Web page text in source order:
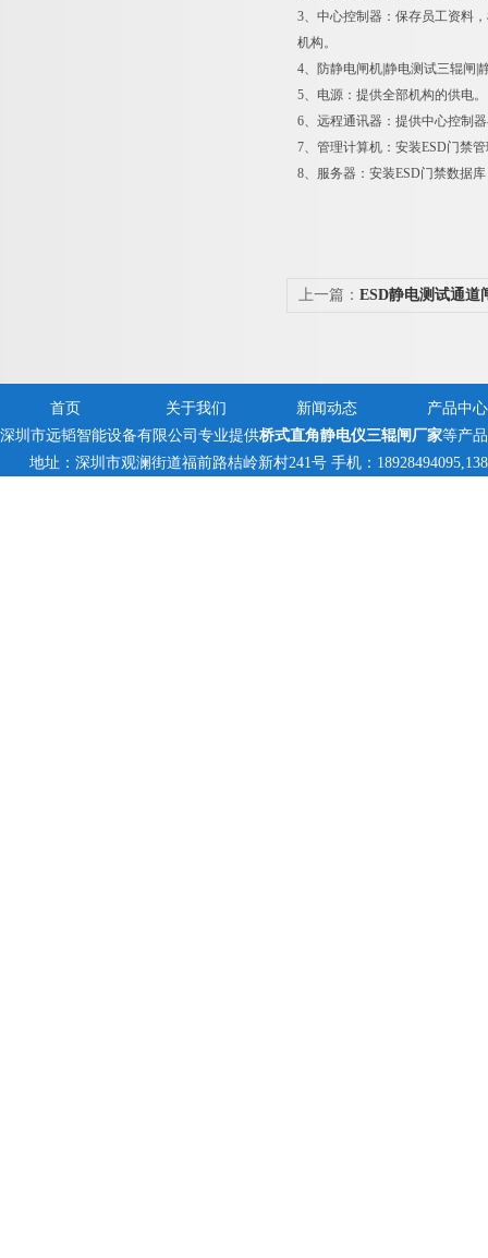
3、中心控制器：保存员工资料
机构。
4、防静电闸机|静电测试三辊闸|
5、电源：提供全部机构的供电。
6、远程通讯器：提供中心控制
7、管理计算机：安装ESD门禁
8、服务器：安装ESD门禁数据
上一篇： ESD静电测试通道
首页 关于我们 新闻动态
产品中心
深圳市远韬智能设备有限公司专业提供桥式直角静电仪三辊闸厂家等产
地址：深圳市观澜街道福前路桔岭新村241号 手机：